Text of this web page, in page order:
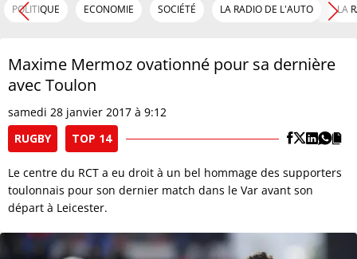
POLITIQUE ECONOMIE SOCIÉTÉ LA RADIO DE L'AUTO LA
Maxime Mermoz ovationné pour sa dernière
avec Toulon
samedi 28 janvier 2017 à 9:12
RUGBY
TOP 14
Le centre du RCT a eu droit à un bel hommage des supporters
toulonnais pour son dernier match dans le Var avant son
départ à Leicester.